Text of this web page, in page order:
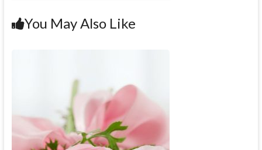
You May Also Like